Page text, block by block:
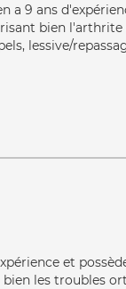
a 9 ans
bien
lessive/
et
les troubles